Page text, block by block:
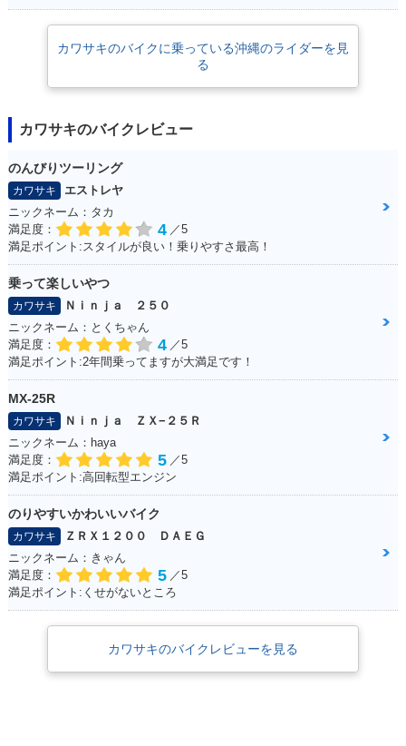
カワサキのバイクに乗っている沖縄のライダーを見
る
カワサキのバイクレビュー
のんびりツーリング
カワサキ
エストレヤ
ニックネーム：タカ
満足度：
4 ／5
満足ポイント:スタイルが良い！乗りやすさ最高！
乗って楽しいやつ
カワサキ
Ｎｉｎｊａ ２５０
ニックネーム：とくちゃん
満足度：
4 ／5
満足ポイント:2年間乗ってますが大満足です！
MX-25R
カワサキ
Ｎｉｎｊａ ＺＸ−２５Ｒ
ニックネーム：haya
満足度：
5 ／5
満足ポイント:高回転型エンジン
のりやすいかわいいバイク
カワサキ
ＺＲＸ１２００ ＤＡＥＧ
ニックネーム：きゃん
満足度：
5 ／5
満足ポイント:くせがないところ
カワサキのバイクレビューを見る